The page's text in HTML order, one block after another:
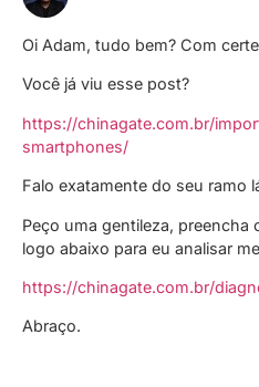
Oi Adam, tudo bem? Com
Você já viu esse post?
https://chinagate.com.br/
smartphones/
Falo exatamente do seu ramo
Peço uma gentileza,
logo abaixo para eu analisar
https://chinagate.com.br/
Abraço.